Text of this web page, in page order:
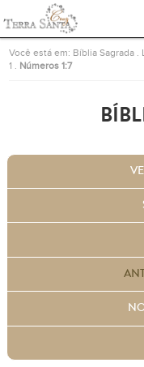
Ir para a página inicial
Você está em: Bíblia Sagrada
1
Números 1:7